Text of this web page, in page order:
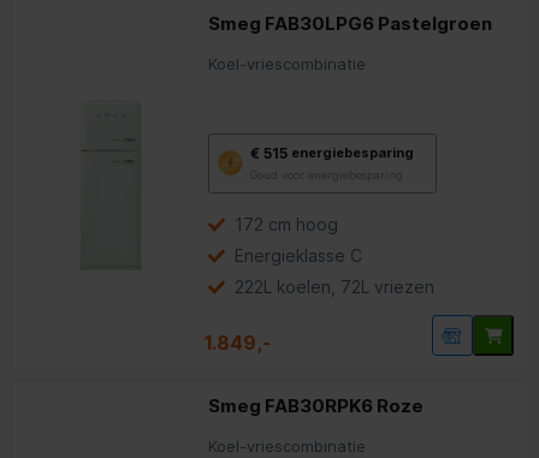
Smeg FAB30LPG6 Pastelgroen
Koel-vriescombinatie
€ 515 energiebesparing
Goud voor energiebesparing
deze
Youreko’s
voor
energiebesparing.
172 cm hoog
Energieklasse C
222L koelen, 72L vriezen
1.849,-
Smeg FAB30RPK6 Roze
Koel-vriescombinatie